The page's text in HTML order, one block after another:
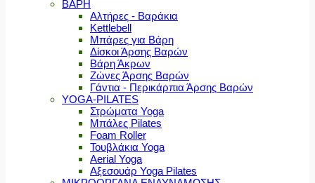
ΒΑΡΗ
Αλτήρες - Βαράκια
Kettlebell
Μπάρες για Βάρη
Δίσκοι Άρσης Βαρών
Βάρη Άκρων
Ζώνες Άρσης Βαρών
Γάντια - Περικάρπια Άρσης Βαρών
YOGA-PILATES
Στρώματα Yoga
Μπάλες Pilates
Foam Roller
Τουβλάκια Yoga
Aerial Yoga
Αξεσουάρ Yoga Pilates